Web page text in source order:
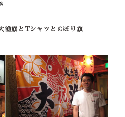
漁旗とTシャツとのぼり旗